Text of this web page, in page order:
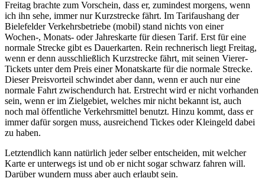
Freitag brachte zum Vorschein, dass er, zumindest morgens, wenn
ich ihn sehe, immer nur Kurzstrecke fährt. Im Tarifaushang der
Bielefelder Verkehrsbetriebe (mobil) stand nichts von einer
Wochen-, Monats- oder Jahreskarte für diesen Tarif. Erst für eine
normale Strecke gibt es Dauerkarten. Rein rechnerisch liegt Freitag,
wenn er denn ausschließlich Kurzstrecke fährt, mit seinen Vierer-
Tickets unter dem Preis einer Monatskarte für die normale Strecke.
Dieser Preisvorteil schwindet aber dann, wenn er auch nur eine
normale Fahrt zwischendurch hat. Erstrecht wird er nicht vorhanden
sein, wenn er im Zielgebiet, welches mir nicht bekannt ist, auch
noch mal öffentliche Verkehrsmittel benutzt. Hinzu kommt, dass er
immer dafür sorgen muss, ausreichend Tickes oder Kleingeld dabei
zu haben.
Letztendlich kann natürlich jeder selber entscheiden, mit welcher
Karte er unterwegs ist und ob er nicht sogar schwarz fahren will.
Darüber wundern muss aber auch erlaubt sein.